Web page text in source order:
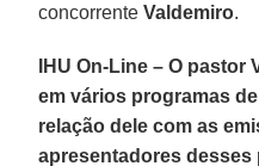
concorrenteValdemiro.
IHU On-Line – O
em vários programas
relação dele com as
apresentadores desses